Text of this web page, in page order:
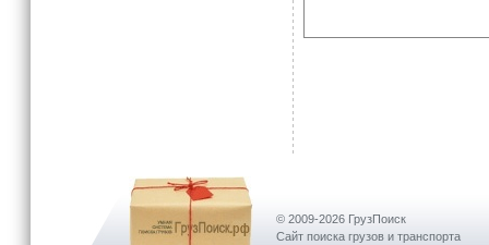
© 2009-2026 ГрузПоиск
Сайт поиска грузов и транспорта